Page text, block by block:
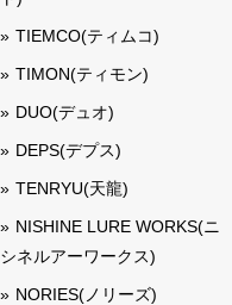
TIEMCO(ティムコ)
TIMON(ティモン)
DUO(デュオ)
DEPS(デプス)
TENRYU(天龍)
NISHINE LURE WORKS(ニ
シネルアーワークス)
NORIES(ノリーズ)